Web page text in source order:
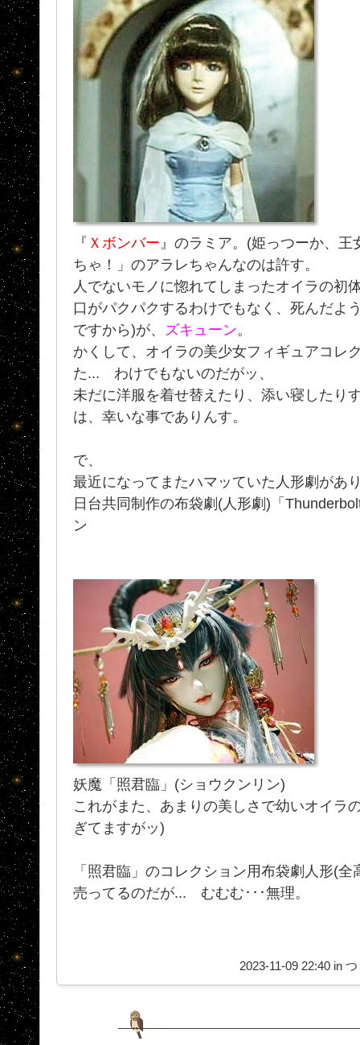
『 Ｘボンバー 』のラミア。(姫っつーか、
ちゃ！」のアラレちゃんなのは許す。
人でないモノに惚れてしまったオイラの初
口がパクパクするわけでもなく、死んだよ
ですから)が、
ズキューン。
かくして、オイラの美少女フィギュアコレ
た... わけでもないのだがッ、
未だに洋服を着せ替えたり、添い寝したり
は、幸いな事でありんす。
で、
最近になってまたハマッていた人形劇があ
日台共同制作の布袋劇(人形劇)「
ン
妖魔「照君臨」(ショウクンリン)
これがまた、あまりの美しさで幼いオイラ
ぎてますがッ)
「照君臨」のコレクション用布袋劇人形(
売ってるのだが... むむむ･･･無理。
2023-11-09 22:40 in